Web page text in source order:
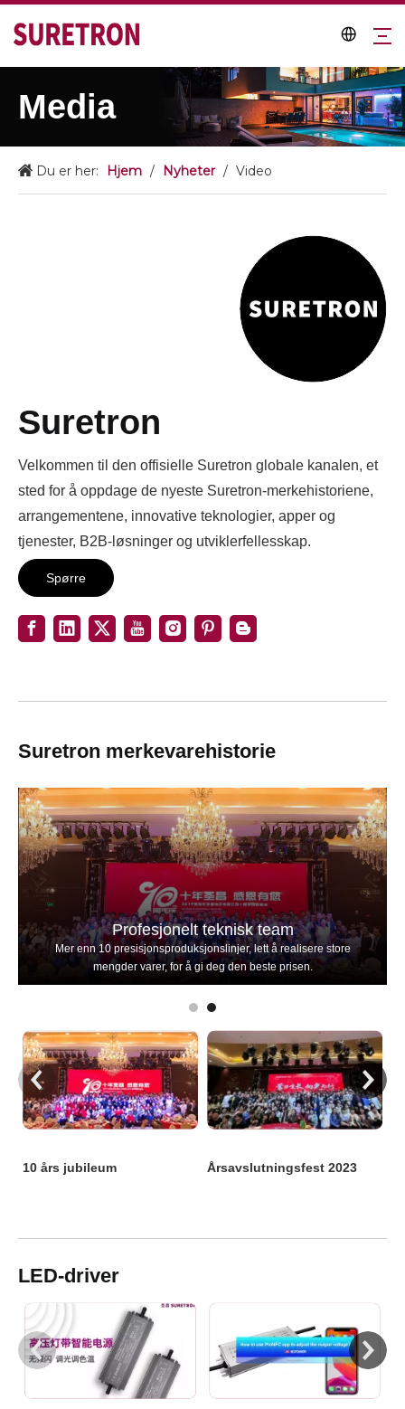
Media
Du er her: Hjem / Nyheter / Video
Suretron
Velkommen til den offisielle Suretron globale kanalen, et
sted for å oppdage de nyeste Suretron-merkehistoriene,
arrangementene, innovative teknologier, apper og
tjenester, B2B-løsninger og utviklerfellesskap.
Spørre
Suretron merkevarehistorie
Profesjonelt teknisk team
Mer enn 10 presisjonsproduksjonslinjer, lett å realisere store
mengder varer, for å gi deg den beste prisen.
LED-driver